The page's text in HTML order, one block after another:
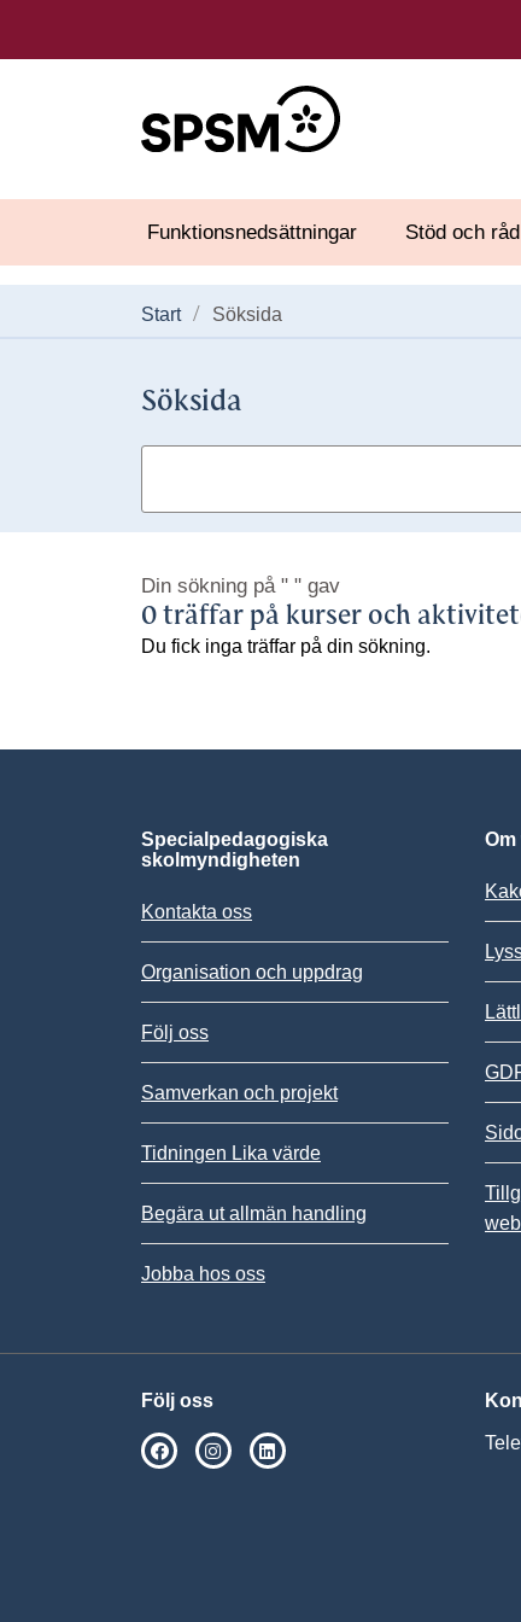
Funktionsnedsättningar Stöd och råd
Start Söksida
Söksida
Din sökning på " " gav
0 träffar på kurser och
Du fick inga träffar på din sökning.
Specialpedagogiska
skolmyndigheten
Kontakta oss
Organisation och uppdrag
Följ oss
Samverkan och projekt
Tidningen Lika värde
Begära ut allmän handling
Jobba hos oss
Följ oss
SPSM på Facebook
SPSM på Instagram